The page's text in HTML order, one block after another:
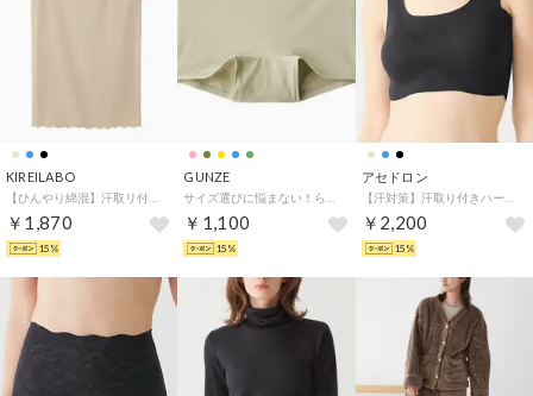
KIREILABO
￥1,870
15%
GUNZE
￥1,100
15%
アセドロン
￥2,200
15%